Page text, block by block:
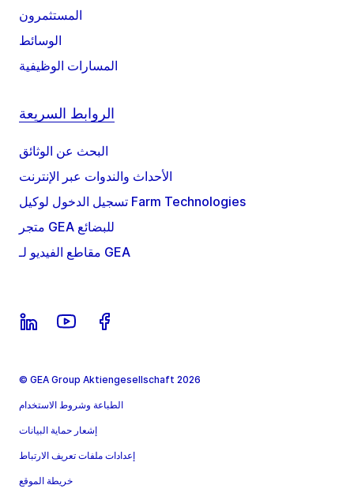
المستثمرون
الوسائط
المسارات الوظيفية
الروابط السريعة
البحث عن الوثائق
الأحداث والندوات عبر الإنترنت
تسجيل الدخول لوكيل Farm Technologies
متجر GEA للبضائع
مقاطع الفيديو لـ GEA
© GEA Group Aktiengesellschaft 2026
الطباعة وشروط الاستخدام
إشعار حماية البيانات
إعدادات ملفات تعريف الارتباط
خريطة الموقع